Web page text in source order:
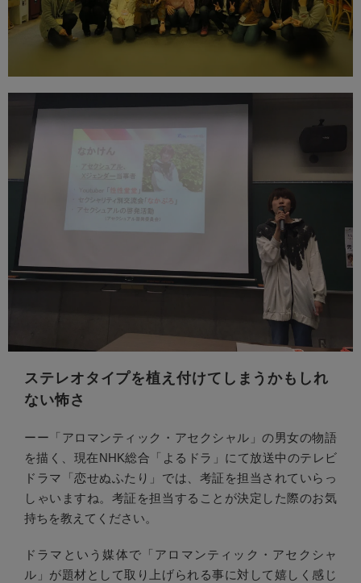
ステレオタイプを植え付けてしまうかもしれ
ない怖さ
ーー「アロマンティック・アセクシャル」の男女の物語
を描く、現在NHK総合「よるドラ」にて放送中のテレビ
ドラマ「恋せぬふたり」では、考証を担当されていらっ
しゃいますね。考証を担当することが決定した際のお気
持ちを教えてください。
ドラマという媒体で「アロマンティック・アセクシャ
ル」が題材として取り上げられる事に対して嬉しく感じ